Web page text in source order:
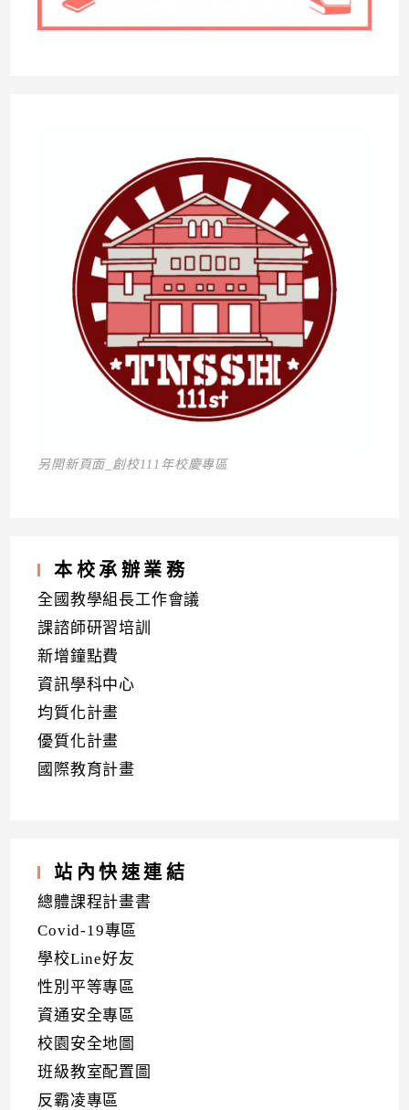
另開新頁面_創校111年校慶專區
本校承辦業務
全國教學組長工作會議
課諮師研習培訓
新增鐘點費
資訊學科中心
均質化計畫
優質化計畫
國際教育計畫
站內快速連結
總體課程計畫書
Covid-19專區
學校Line好友
性別平等專區
資通安全專區
校園安全地圖
班級教室配置圖
反霸凌專區